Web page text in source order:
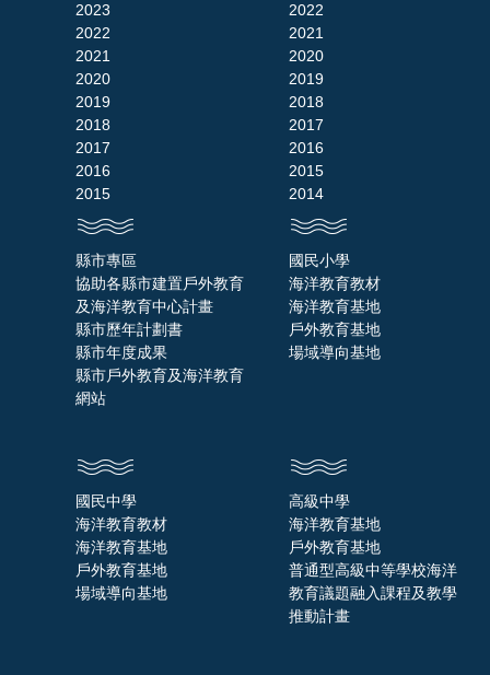
2023
2022
2021
2020
2019
2018
2017
2016
2015
2022
2021
2020
2019
2018
2017
2016
2015
2014
縣市專區
協助各縣市建置戶外教育
及海洋教育中心計畫
縣市歷年計劃書
縣市年度成果
縣市戶外教育及海洋教育
網站
國民小學
海洋教育教材
海洋教育基地
戶外教育基地
場域導向基地
國民中學
海洋教育教材
海洋教育基地
戶外教育基地
場域導向基地
高級中學
海洋教育基地
戶外教育基地
普通型高級中等學校海洋
教育議題融入課程及教學
推動計畫